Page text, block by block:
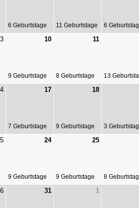
6 Geburtstage 11 Geburtstage 6
10
9 Geburtstage
11
8 Geburtstage 13
17
7 Geburtstage
18
9 Geburtstage 3
24
9 Geburtstage
25
9 Geburtstage 8
31 1